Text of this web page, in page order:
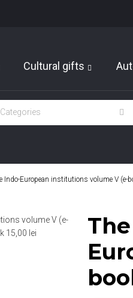
Cultural gifts
Indo-European institutions volume V (e-